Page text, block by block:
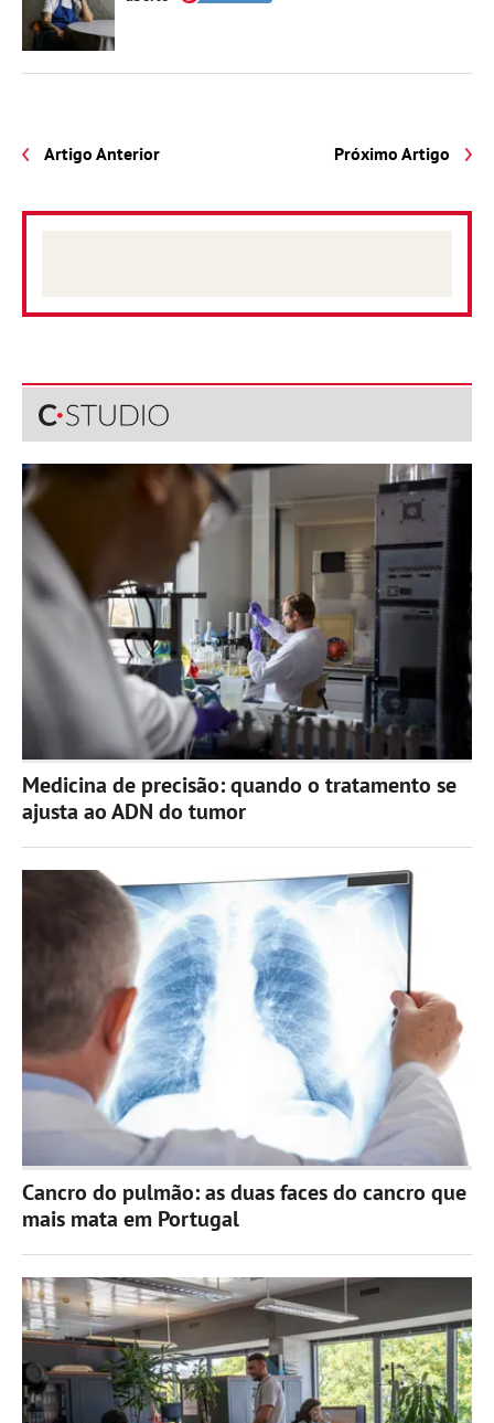
Artigo Anterior Próximo Artigo
Medicina de precisão: quando o tratamento se
ajusta ao ADN do tumor
Cancro do pulmão: as duas faces do cancro que
mais mata em Portugal